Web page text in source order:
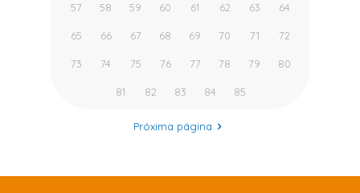
57 58 59 60 61 62 63 64
65 66 67 68 69 70 71 72
73 74 75 76 77 78 79 80
81 82 83 84 85
Próxima página